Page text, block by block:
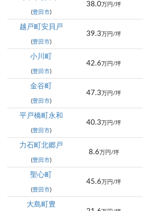
(豊田市)
38.0 万円/坪
越戸町安貝戸
(豊田市)
39.3 万円/坪
小川町
(豊田市)
42.6 万円/坪
金谷町
(豊田市)
47.3 万円/坪
平戸橋町永和
(豊田市)
40.3 万円/坪
力石町北郷戸
(豊田市)
8.6 万円/坪
聖心町
(豊田市)
45.6 万円/坪
大島町豊